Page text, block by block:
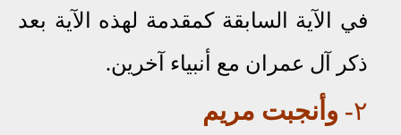
في الآية السابقة كمقدمة لهذه الآية بعد
ذكر آل عمران مع أنبياء آخرين.
٢- وأنجبت مريم